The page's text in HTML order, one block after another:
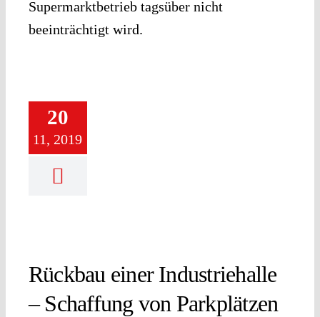
Supermarktbetrieb tagsüber nicht
beeinträchtigt wird.
20
11, 2019
Rückbau einer Industriehalle
– Schaffung von Parkplätzen